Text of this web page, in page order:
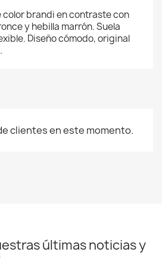
color brandi en contraste con
y hebilla marrón. Suela
Diseño cómodo, original
clientes en este momento.
últimas noticias y